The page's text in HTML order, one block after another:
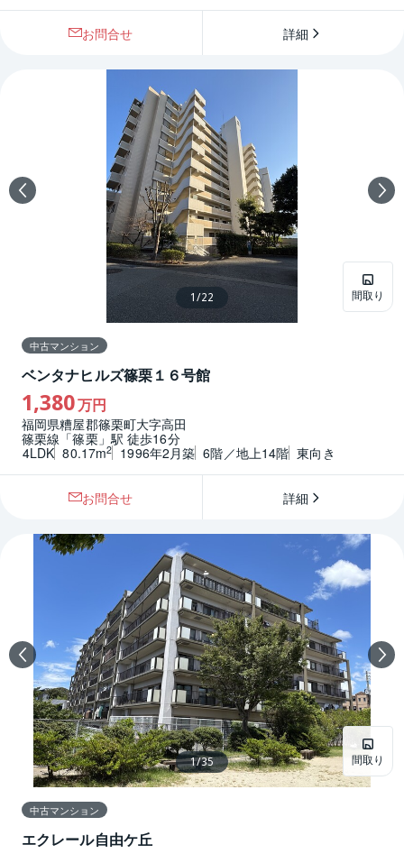
お問合せ 詳細
間取り
1/22
中古マンション
ベンタナヒルズ篠栗１６号館
1,380万円
福岡県糟屋郡篠栗町大字高田
篠栗線「篠栗」駅 徒歩16分
4LDK 80.17m2 1996年2月築 6階／地上14階 東向き
お問合せ 詳細
間取り
1/35
中古マンション
エクレール自由ケ丘